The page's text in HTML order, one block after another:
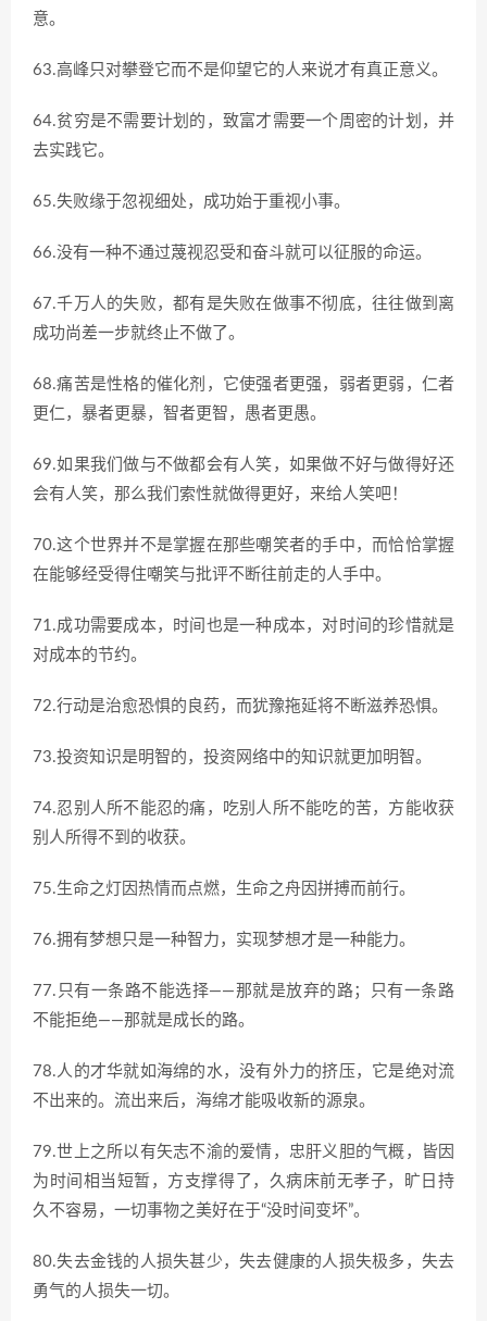
意。
63.高峰只对攀登它而不是仰望它的人来说才有真正意义。
64.贫穷是不需要计划的，致富才需要一个周密的计划，并
去实践它。
65.失败缘于忽视细处，成功始于重视小事。
66.没有一种不通过蔑视忍受和奋斗就可以征服的命运。
67.千万人的失败，都有是失败在做事不彻底，往往做到离
成功尚差一步就终止不做了。
68.痛苦是性格的催化剂，它使强者更强，弱者更弱，仁者
更仁，暴者更暴，智者更智，愚者更愚。
69.如果我们做与不做都会有人笑，如果做不好与做得好还
会有人笑，那么我们索性就做得更好，来给人笑吧！
70.这个世界并不是掌握在那些嘲笑者的手中，而恰恰掌握
在能够经受得住嘲笑与批评不断往前走的人手中。
71.成功需要成本，时间也是一种成本，对时间的珍惜就是
对成本的节约。
72.行动是治愈恐惧的良药，而犹豫拖延将不断滋养恐惧。
73.投资知识是明智的，投资网络中的知识就更加明智。
74.忍别人所不能忍的痛，吃别人所不能吃的苦，方能收获
别人所得不到的收获。
75.生命之灯因热情而点燃，生命之舟因拼搏而前行。
76.拥有梦想只是一种智力，实现梦想才是一种能力。
77.只有一条路不能选择——那就是放弃的路；只有一条路
不能拒绝——那就是成长的路。
78.人的才华就如海绵的水，没有外力的挤压，它是绝对流
不出来的。流出来后，海绵才能吸收新的源泉。
79.世上之所以有矢志不渝的爱情，忠肝义胆的气概，皆因
为时间相当短暂，方支撑得了，久病床前无孝子，旷日持
久不容易，一切事物之美好在于“没时间变坏”。
80.失去金钱的人损失甚少，失去健康的人损失极多，失去
勇气的人损失一切。